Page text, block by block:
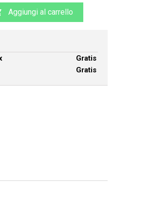
Aggiungi al carrello
Gratis
Gratis